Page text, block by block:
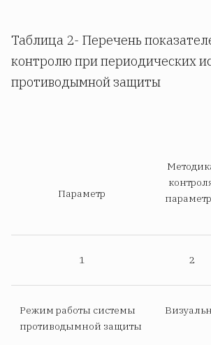
Таблица 2- Перечень
контролю при периодических
противодымной защиты
Параметр
1 2
Режим работы системы
противодымной защиты